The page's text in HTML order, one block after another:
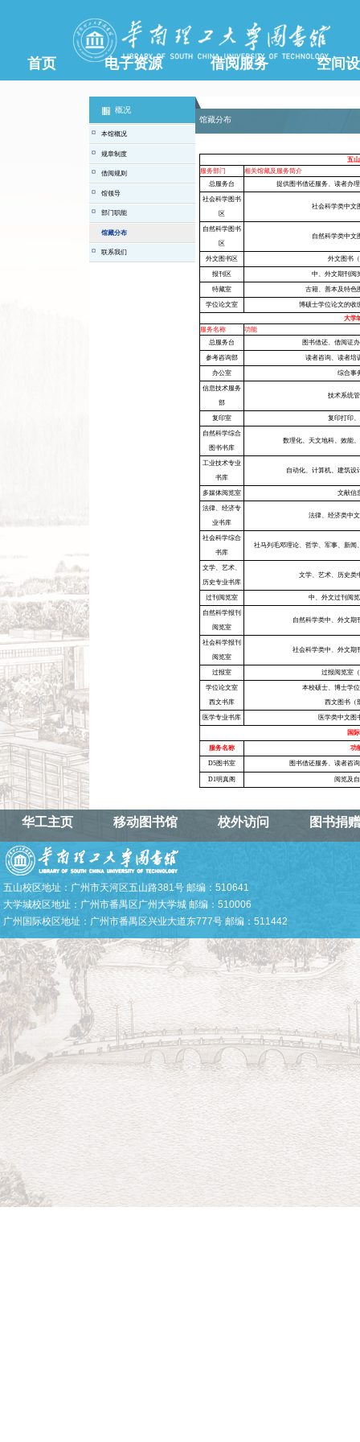
首页 电子资源 借阅服务 空间
概况
本馆概况
规章制度
借阅规则
馆领导
部门职能
馆藏分布
联系我们
华工主页 移动图书馆 校外访问 图书捐赠
五山校区地址：广州市天河区五山路381号 邮编：510641
大学城校区地址：广州市番禺区广州大学城 邮编：510006
广州国际校区地址：广州市番禺区兴业大道东777号 邮编：511442